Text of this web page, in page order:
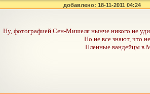
добавлено: 18-11-2011 04:24
Ну, фотографией Сен-Мишеля нынче никого не
Но не все знают, что
Пленные вандейцы в